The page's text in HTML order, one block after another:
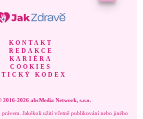
KONTAKT
REDAKCE
KARIÉRA
COOKIES
KODEX
2026 abcMedia Network, s.r.o.
právem. Jakékoli užití včetně publikování nebo jiného